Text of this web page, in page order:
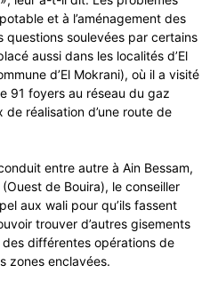
et à l’aménagement des
questions soulevées par certains
aussi dans les localités d’El
d’El Mokrani), où il a visité
91 foyers au réseau du gaz
réalisation d’une route de
entre autre à Ain Bessam,
de Bouira), le conseiller
aux wali pour qu’ils fassent
trouver d’autres gisements
différentes opérations de
zones enclavées.